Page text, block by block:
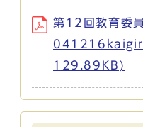
第12回教育委
129.89KB)